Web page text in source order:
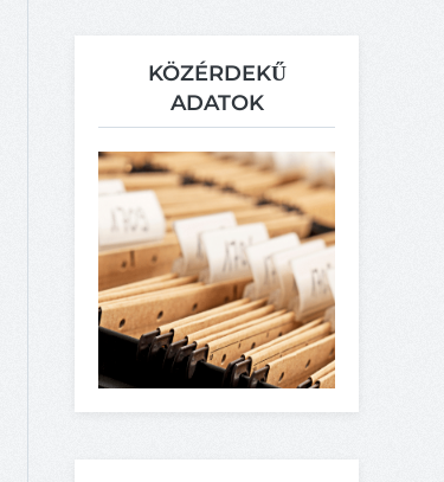
KÖZÉRDEKŰ
ADATOK